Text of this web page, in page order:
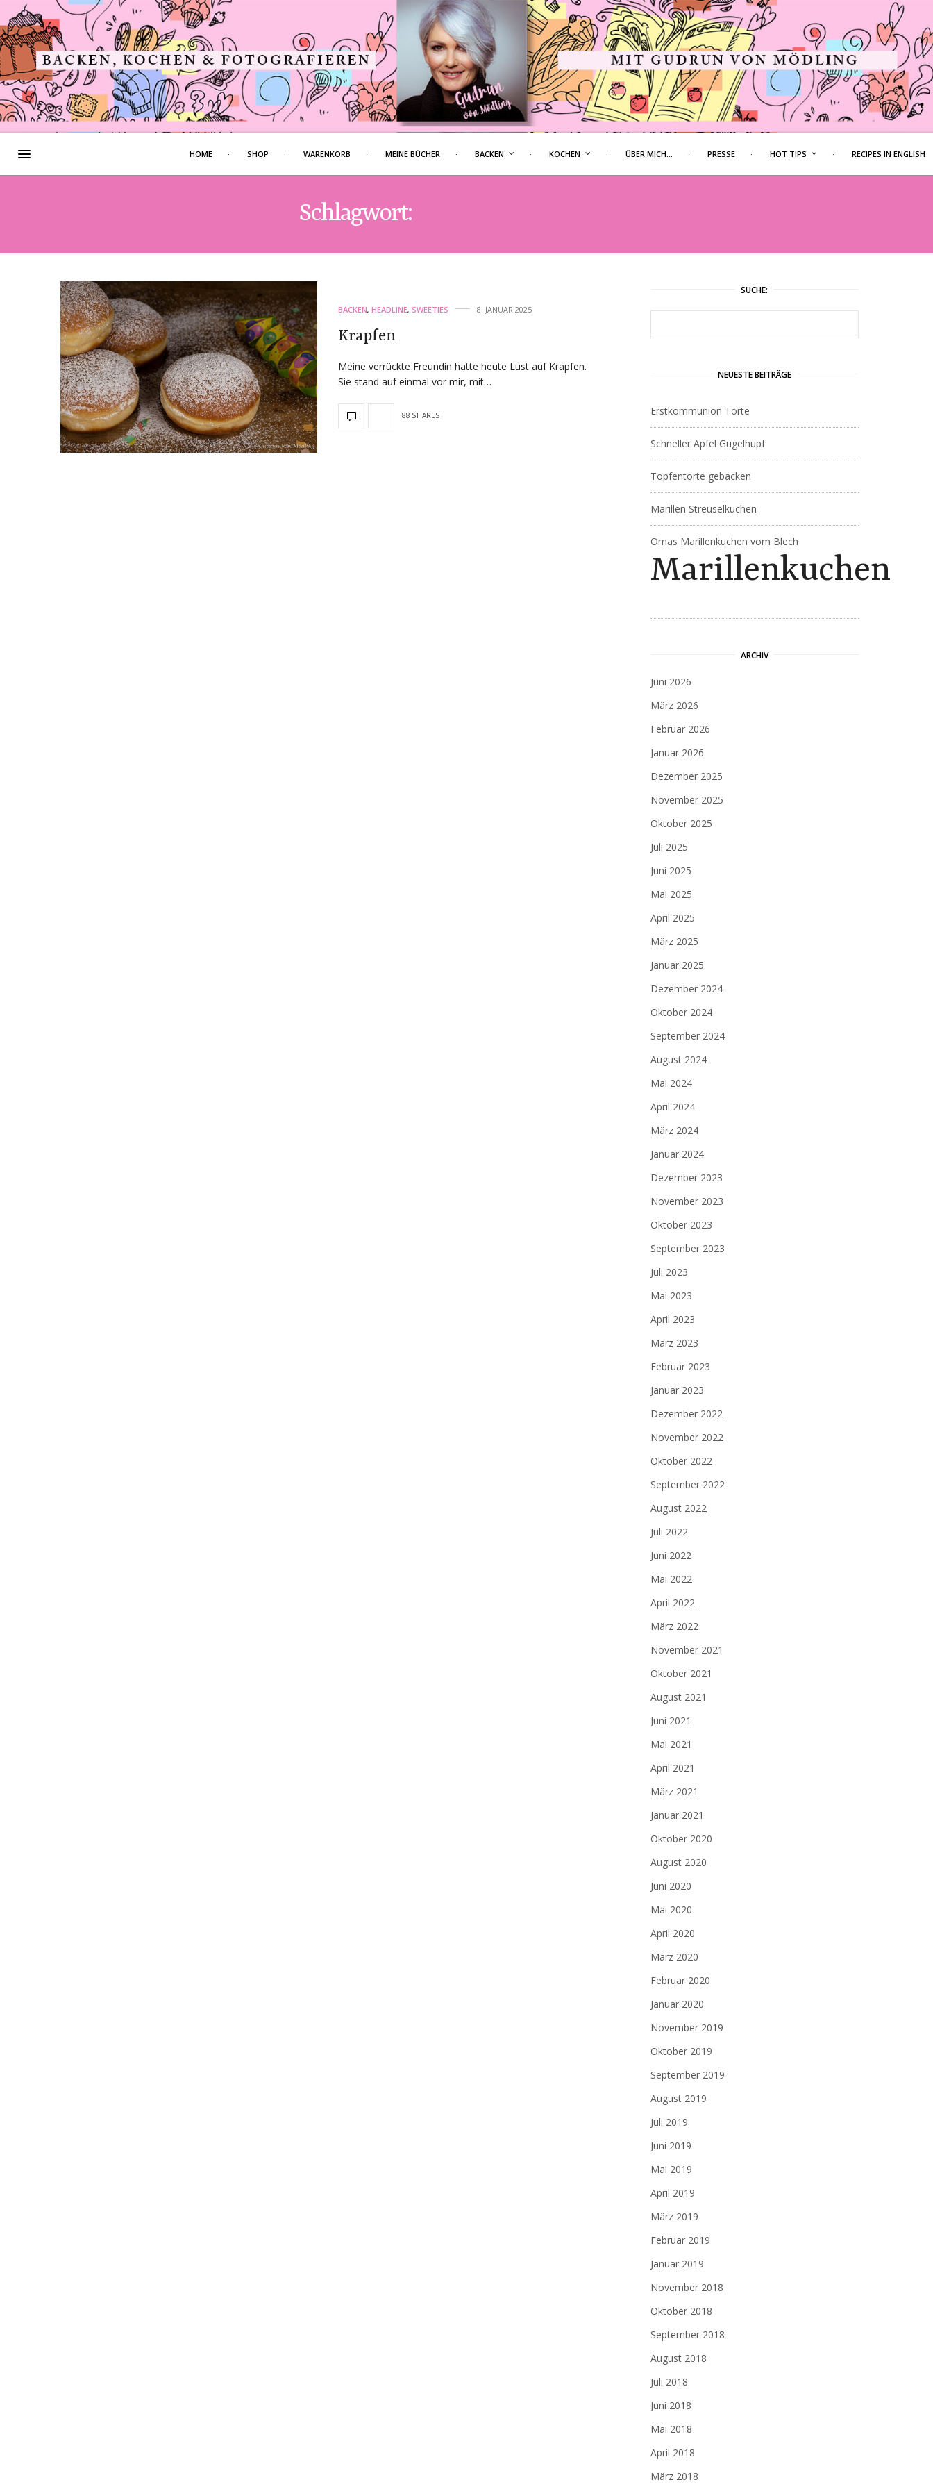
HOME SHOP WARENKORB MEINE BÜCHER BACKEN KOCHEN ÜBER MICH… PRESSE HOT TIPS RECIPES IN ENGLISH
Schlagwort:
BACKEN, HEADLINE, SWEETIES 8. JANUAR 2025
Krapfen
Meine verrückte Freundin hatte heute Lust auf Krapfen.
Sie stand auf einmal vor mir, mit…
88 SHARES
SUCHE:
NEUESTE BEITRÄGE
Erstkommunion Torte
Schneller Apfel Gugelhupf
Topfentorte gebacken
Marillen Streuselkuchen
Omas Marillenkuchen vom Blech
Marillenkuchen
ARCHIV
Juni 2026
März 2026
Februar 2026
Januar 2026
Dezember 2025
November 2025
Oktober 2025
Juli 2025
Juni 2025
Mai 2025
April 2025
März 2025
Januar 2025
Dezember 2024
Oktober 2024
September 2024
August 2024
Mai 2024
April 2024
März 2024
Januar 2024
Dezember 2023
November 2023
Oktober 2023
September 2023
Juli 2023
Mai 2023
April 2023
März 2023
Februar 2023
Januar 2023
Dezember 2022
November 2022
Oktober 2022
September 2022
August 2022
Juli 2022
Juni 2022
Mai 2022
April 2022
März 2022
November 2021
Oktober 2021
August 2021
Juni 2021
Mai 2021
April 2021
März 2021
Januar 2021
Oktober 2020
August 2020
Juni 2020
Mai 2020
April 2020
März 2020
Februar 2020
Januar 2020
November 2019
Oktober 2019
September 2019
August 2019
Juli 2019
Juni 2019
Mai 2019
April 2019
März 2019
Februar 2019
Januar 2019
November 2018
Oktober 2018
September 2018
August 2018
Juli 2018
Juni 2018
Mai 2018
April 2018
März 2018